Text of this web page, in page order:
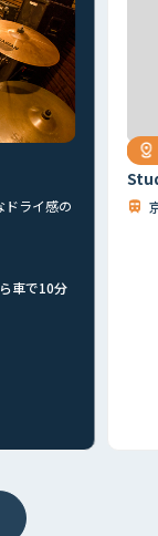
他
ドライ感の
車で10分